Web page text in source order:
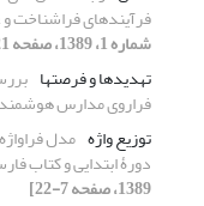
فرآیندهای فراشناخت
شماره 1، 1389، صفحه 121-138]
تهدیدها و فرصتها
فراروی مدارس هوشمند
توزیع واژه مدل
دورۀ ابتدایی و کتاب
1389، صفحه 7-22]